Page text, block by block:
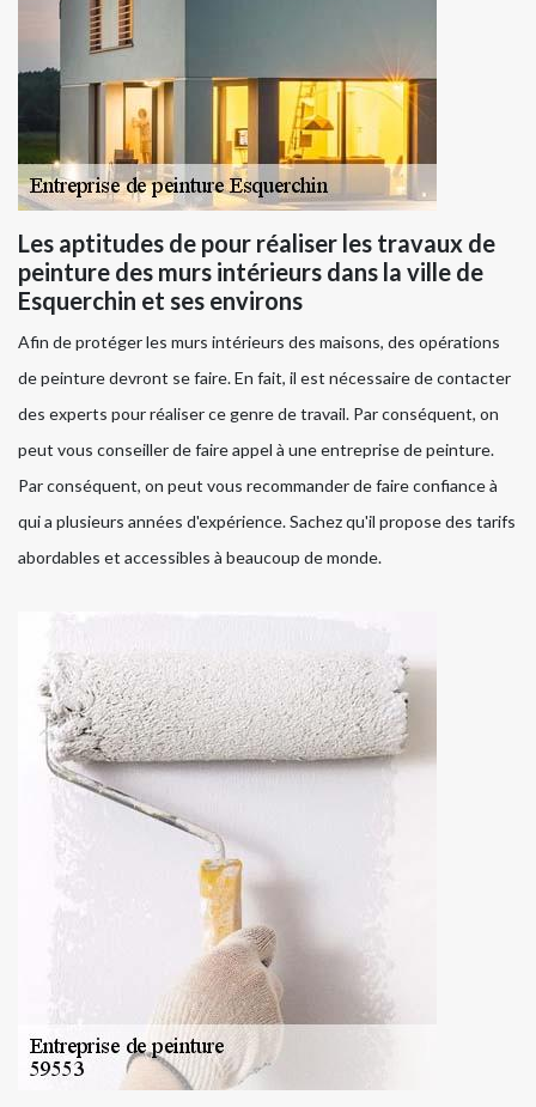
Les aptitudes de pour réaliser les travaux de
peinture des murs intérieurs dans la ville de
Esquerchin et ses environs
Afin de protéger les murs intérieurs des maisons, des opérations
de peinture devront se faire. En fait, il est nécessaire de contacter
des experts pour réaliser ce genre de travail. Par conséquent, on
peut vous conseiller de faire appel à une entreprise de peinture.
Par conséquent, on peut vous recommander de faire confiance à
qui a plusieurs années d'expérience. Sachez qu'il propose des tarifs
abordables et accessibles à beaucoup de monde.